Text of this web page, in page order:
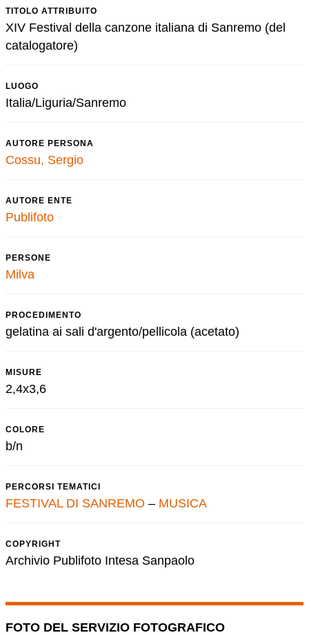
TITOLO ATTRIBUITO
XIV Festival della canzone italiana di Sanremo (del
catalogatore)
LUOGO
Italia/Liguria/Sanremo
AUTORE PERSONA
Cossu, Sergio
AUTORE ENTE
Publifoto
PERSONE
Milva
PROCEDIMENTO
gelatina ai sali d'argento/pellicola (acetato)
MISURE
2,4x3,6
COLORE
b/n
PERCORSI TEMATICI
FESTIVAL DI SANREMO – MUSICA
COPYRIGHT
Archivio Publifoto Intesa Sanpaolo
FOTO DEL SERVIZIO FOTOGRAFICO